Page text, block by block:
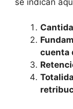
se indican
cuenta